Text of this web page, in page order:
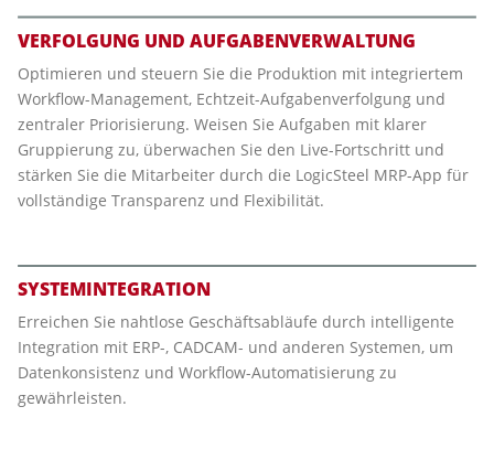
VERFOLGUNG UND AUFGABENVERWALTUNG
Optimieren und steuern Sie die Produktion mit integriertem
Workflow-Management, Echtzeit-Aufgabenverfolgung und
zentraler Priorisierung. Weisen Sie Aufgaben mit klarer
Gruppierung zu, überwachen Sie den Live-Fortschritt und
stärken Sie die Mitarbeiter durch die LogicSteel MRP-App für
vollständige Transparenz und Flexibilität.
SYSTEMINTEGRATION
Erreichen Sie nahtlose Geschäftsabläufe durch intelligente
Integration mit ERP-, CADCAM- und anderen Systemen, um
Datenkonsistenz und Workflow-Automatisierung zu
gewährleisten.